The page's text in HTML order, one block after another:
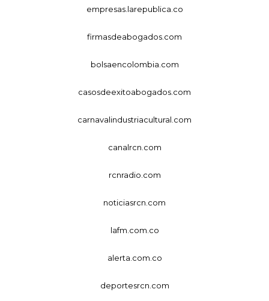
empresas.larepublica.co
firmasdeabogados.com
bolsaencolombia.com
casosdeexitoabogados.com
carnavalindustriacultural.com
canalrcn.com
rcnradio.com
noticiasrcn.com
lafm.com.co
alerta.com.co
deportesrcn.com